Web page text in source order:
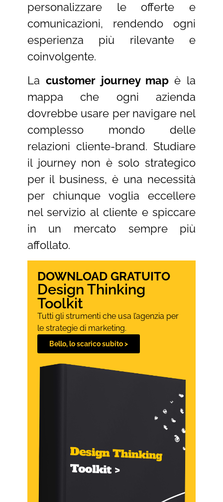
personalizzare le offerte e
comunicazioni, rendendo ogni
esperienza più rilevante e
coinvolgente.
La customer journey mapè la
mappa che ogni azienda
dovrebbe usare per navigare nel
complesso mondo delle
relazioni cliente-brand. Studiare
il journey non è solo strategico
per il business, è una necessità
per chiunque voglia eccellere
nel servizio al cliente e spiccare
in un mercato sempre più
affollato.
DOWNLOAD GRATUITO
Design Thinking
Toolkit
Tutti gli strumenti che usa l’agenzia per
le strategie di marketing.
Bello, lo scarico subito >